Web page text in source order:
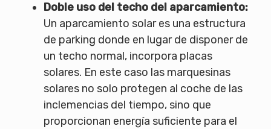
Doble uso del techo del aparcamiento:
Un aparcamiento solar es una estructura
de parking donde en lugar de disponer de
un techo normal, incorpora placas
solares. En este caso las marquesinas
solares no solo protegen al coche de las
inclemencias del tiempo, sino que
proporcionan energía suficiente para el